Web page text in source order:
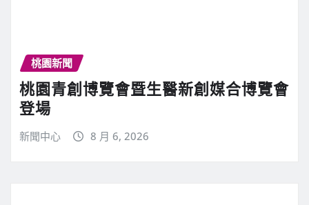
桃園新聞
桃園青創博覽會暨生醫新創媒合博覽會
登場
新聞中心 8 月 6, 2026